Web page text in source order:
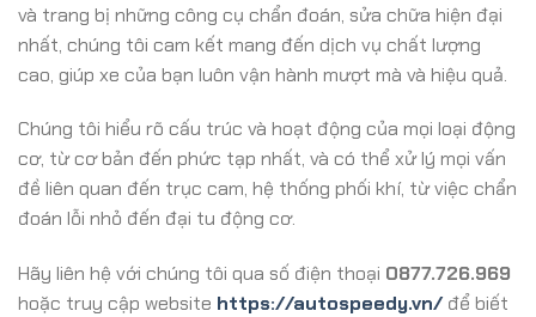
và trang bị những công cụ chẩn đoán, sửa chữa hiện đại
nhất, chúng tôi cam kết mang đến dịch vụ chất lượng
cao, giúp xe của bạn luôn vận hành mượt mà và hiệu quả.
Chúng tôi hiểu rõ cấu trúc và hoạt động của mọi loại động
cơ, từ cơ bản đến phức tạp nhất, và có thể xử lý mọi vấn
đề liên quan đến trục cam, hệ thống phối khí, từ việc chẩn
đoán lỗi nhỏ đến đại tu động cơ.
Hãy liên hệ với chúng tôi qua số điện thoại 0877.726.969
hoặc truy cập website https://autospeedy.vn/để biết